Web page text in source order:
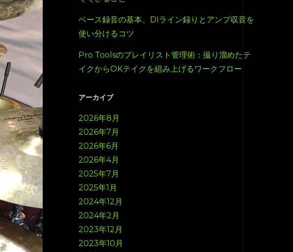
ベース録音の基本、DIライン録りとアンプ収音を
使い分けるコツ
Pro Toolsのプレイリスト管理術：撮り溜めたテ
イクからOKテイクを組み上げるワークフロー
アーカイブ
2026年8月
2026年7月
2026年6月
2026年4月
2025年7月
2025年1月
2024年12月
2024年2月
2023年12月
2023年10月